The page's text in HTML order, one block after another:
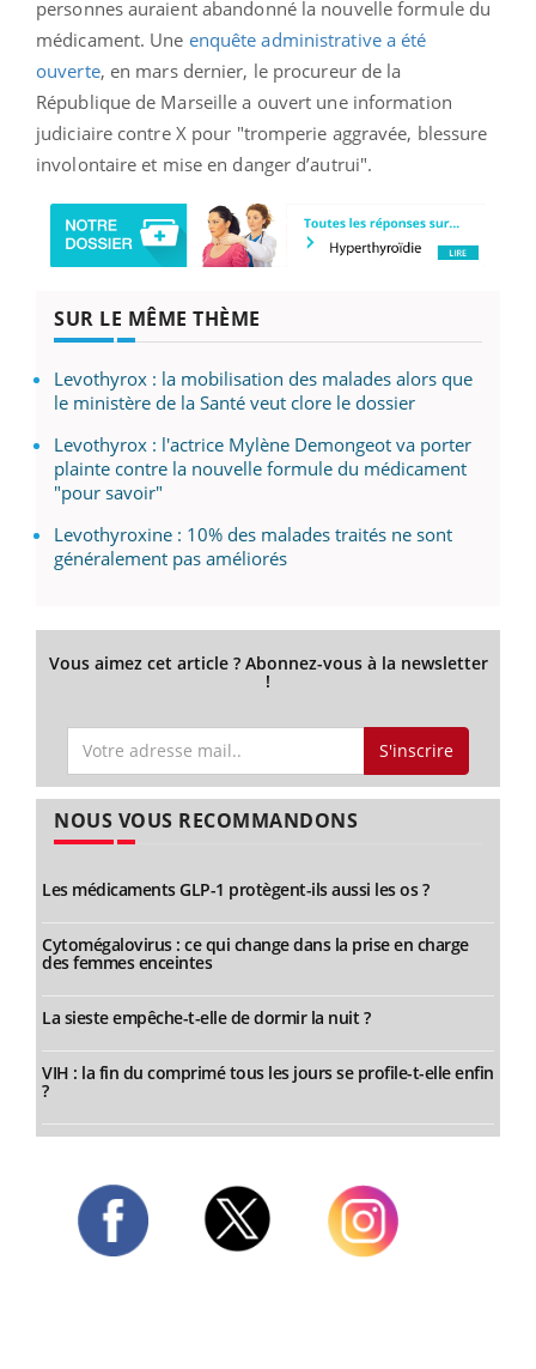
personnes auraient abandonné la nouvelle formule du
médicament. Une enquête administrative a été
ouverte, en mars dernier, le procureur de la
République de Marseille a ouvert une information
judiciaire contre X pour "tromperie aggravée, blessure
involontaire et mise en danger d’autrui".
SUR LE MÊME THÈME
Levothyrox : la mobilisation des malades alors que
le ministère de la Santé veut clore le dossier
Levothyrox : l'actrice Mylène Demongeot va porter
plainte contre la nouvelle formule du médicament
"pour savoir"
Levothyroxine : 10% des malades traités ne sont
généralement pas améliorés
Vous aimez cet article ? Abonnez-vous à la newsletter
!
S'inscrire
NOUS VOUS RECOMMANDONS
Les médicaments GLP-1 protègent-ils aussi les os ?
Cytomégalovirus : ce qui change dans la prise en charge
des femmes enceintes
La sieste empêche-t-elle de dormir la nuit ?
VIH : la fin du comprimé tous les jours se profile-t-elle enfin
?